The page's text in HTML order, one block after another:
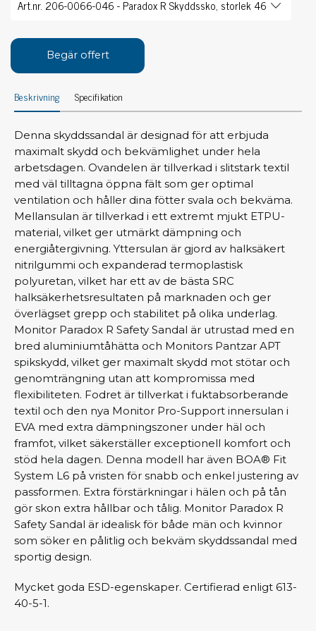
Begär offert
Beskrivning Specifikation
Denna skyddssandal är designad för att erbjuda
maximalt skydd och bekvämlighet under hela
arbetsdagen. Ovandelen är tillverkad i slitstark textil
med väl tilltagna öppna fält som ger optimal
ventilation och håller dina fötter svala och bekväma.
Mellansulan är tillverkad i ett extremt mjukt ETPU-
material, vilket ger utmärkt dämpning och
energiåtergivning. Yttersulan är gjord av halksäkert
nitrilgummi och expanderad termoplastisk
polyuretan, vilket har ett av de bästa SRC
halksäkerhetsresultaten på marknaden och ger
överlägset grepp och stabilitet på olika underlag.
Monitor Paradox R Safety Sandal är utrustad med en
bred aluminiumtåhätta och Monitors Pantzar APT
spikskydd, vilket ger maximalt skydd mot stötar och
genomträngning utan att kompromissa med
flexibiliteten. Fodret är tillverkat i fuktabsorberande
textil och den nya Monitor Pro-Support innersulan i
EVA med extra dämpningszoner under häl och
framfot, vilket säkerställer exceptionell komfort och
stöd hela dagen. Denna modell har även BOA® Fit
System L6 på vristen för snabb och enkel justering av
passformen. Extra förstärkningar i hälen och på tån
gör skon extra hållbar och tålig. Monitor Paradox R
Safety Sandal är idealisk för både män och kvinnor
som söker en pålitlig och bekväm skyddssandal med
sportig design.
Mycket goda ESD-egenskaper. Certifierad enligt 613-
40-5-1.